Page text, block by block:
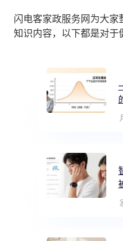
闪电客家政服务网为大家
知识内容，以下都是对于